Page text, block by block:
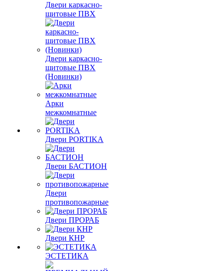
Двери каркасно-
щитовые ПВХ
Двери каркасно-
щитовые ПВХ
(Новинки)
Арки
межкомнатные
Двери PORTIKA
Двери БАСТИОН
Двери
противопожарные
Двери ПРОРАБ
Двери КНР
ЭСТЕТИКА